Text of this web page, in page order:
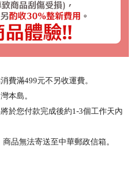
費滿499元不另收運費。
本島。
於您付款完成後約1-3個工作天內
品無法寄送至中華郵政信箱。